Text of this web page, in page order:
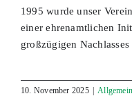
1995 wurde unser
einer ehrenamtlichen
großzügigen Nachlasses
10. November 2025